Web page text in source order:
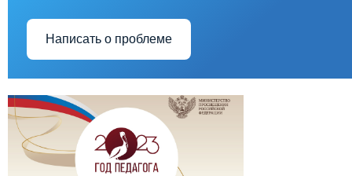
Написать о проблеме